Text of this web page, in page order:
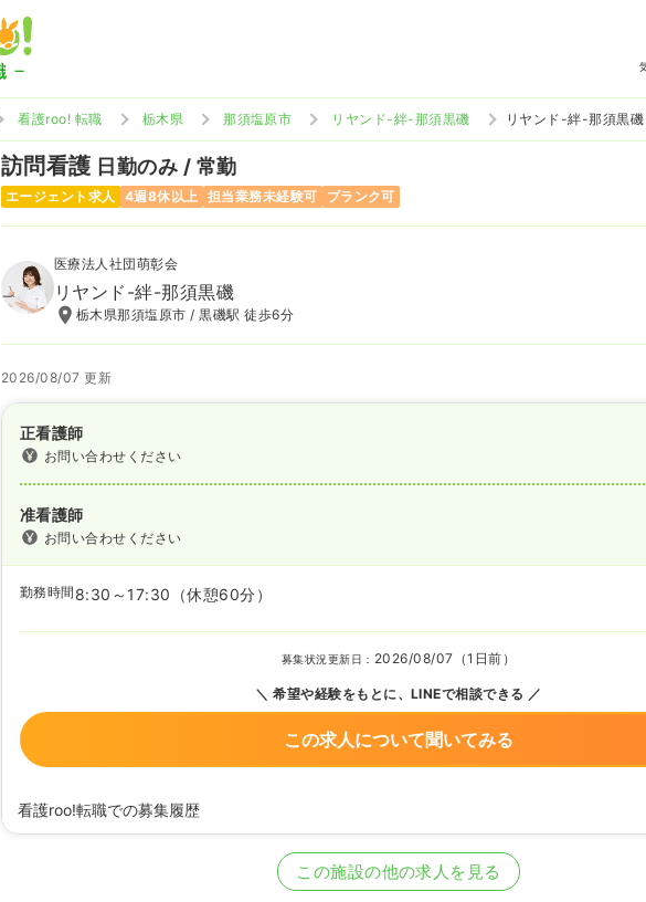
看護roo! 転職 栃木県 那須塩原市 リヤンド-絆-那須黒磯 リヤンド-絆-那須黒
訪問看護 日勤のみ / 常勤
エージェント求人 4週8休以上 担当業務未経験可 ブランク可
医療法人社団萌彰会
リヤンド-絆-那須黒磯
栃木県那須塩原市 / 黒磯駅 徒歩6分
2026/08/07 更新
正看護師
お問い合わせください
准看護師
お問い合わせください
勤務時間 8:30～17:30 （休憩60分）
募集状況更新日： 2026/08/07（1日前）
希望や経験をもとに、LINEで相談できる
この求人について聞いてみる
看護roo!転職での募集履歴
この施設の他の求人を見る